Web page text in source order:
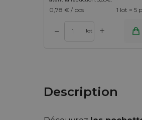
0,78 € / pcs 1 lot = 5
– lot +
Ajouter au panier
Description